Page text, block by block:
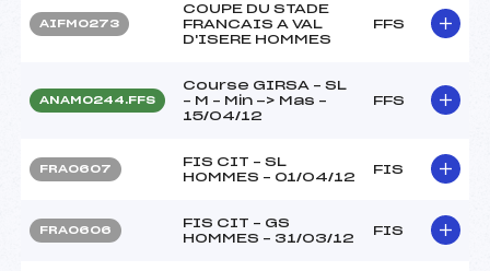
AIFM0273
COUPE DU STADE
FRANCAIS A VAL
D'ISERE HOMMES
FFS
ANAM0244.FFS
Course GIRSA – SL
– M – Min -> Mas –
15/04/12
FFS
FRA0607
FIS CIT – SL
HOMMES – 01/04/12
FIS
FRA0606
FIS CIT – GS
HOMMES – 31/03/12
FIS